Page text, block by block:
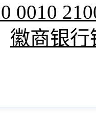
0010
徽商银